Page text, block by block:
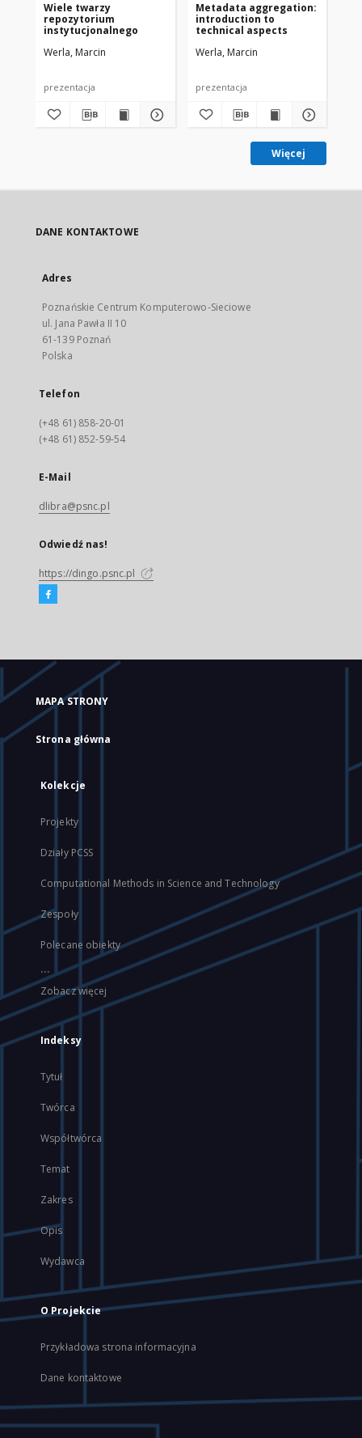
Wiele twarzy
repozytorium
instytucjonalnego
Werla, Marcin
prezentacja
Metadata aggregation:
introduction to
technical aspects
Werla, Marcin
prezentacja
Więcej
DANE KONTAKTOWE
Adres
Poznańskie Centrum Komputerowo-Sieciowe
ul. Jana Pawła II 10
61-139 Poznań
Polska
Telefon
(+48 61) 858-20-01
(+48 61) 852-59-54
E-Mail
dlibra@psnc.pl
Odwiedź nas!
https://dingo.psnc.pl
MAPA STRONY
Strona główna
Kolekcje
Projekty
Działy PCSS
Computational Methods in Science and Technology
Zespoły
Polecane obiekty
...
Zobacz więcej
Indeksy
Tytuł
Twórca
Współtwórca
Temat
Zakres
Opis
Wydawca
O Projekcie
Przykładowa strona informacyjna
Dane kontaktowe